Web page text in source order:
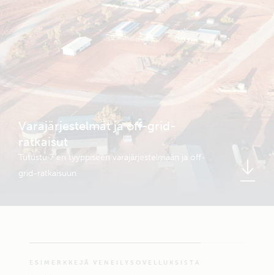
ESIMERKKEJÄ VENEILYSOVELLUKSISTA
Varajärjestelmät ja off-grid-
ratkaisut
Tutustu 7 eri tyyppiseen varajärjestelmään ja off-
grid-ratkaisuun